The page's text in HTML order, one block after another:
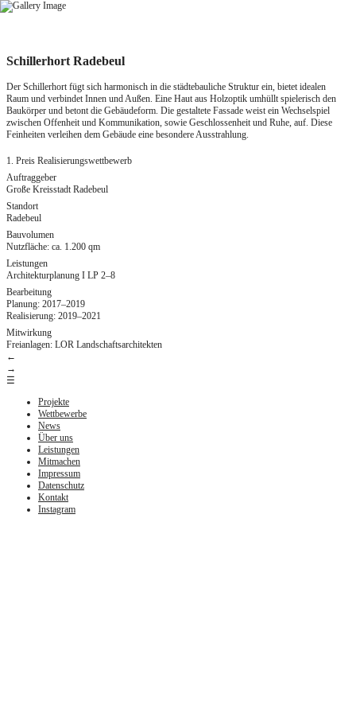
Zum
Schillerhort Radebeul
Der Schillerhort fügt sich harmonisch in die städtebauliche Struktur ein, bietet idealen
Raum und verbindet Innen und Außen. Eine Haut aus Holzoptik umhüllt spielerisch den
Baukörper und betont die Gebäudeform. Die gestaltete Fassade weist ein Wechselspiel
zwischen Offenheit und Kommunikation, sowie Geschlossenheit und Ruhe, auf. Diese
Feinheiten verleihen dem Gebäude eine besondere Ausstrahlung.
1. Preis Realisierungswettbewerb
Auftraggeber
Große Kreisstadt Radebeul
Standort
Radebeul
Bauvolumen
Nutzfläche: ca. 1.200 qm
Leistungen
Architekturplanung I LP 2–8
Bearbeitung
Planung: 2017–2019
Realisierung: 2019–2021
Mitwirkung
Freianlagen: LOR Landschaftsarchitekten
←
→
☰
Projekte
Wettbewerbe
News
Über uns
Leistungen
Mitmachen
Impressum
Datenschutz
Kontakt
Instagram